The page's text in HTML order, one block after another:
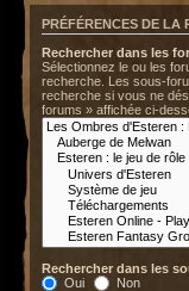
PRÉFÉRENCES DE LA
Rechercher dans les
Sélectionnez le ou les
recherche. Les sous-
recherche si vous ne
forums » affichée ci-
Rechercher dans les
Oui
Non